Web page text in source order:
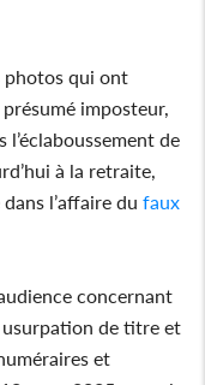
photos qui ont
imposteur,
de
à la retraite,
l’affaire dufaux
concernant
, usurpation de titre et
et